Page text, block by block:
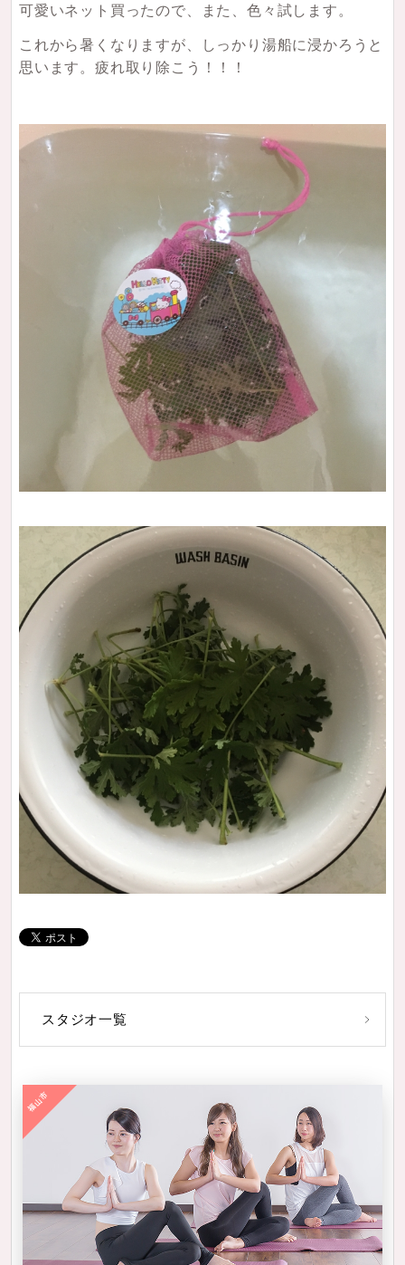
可愛いネット買ったので、また、色々試します。
これから暑くなりますが、しっかり湯船に浸かろうと
思います。疲れ取り除こう！！！
スタジオ一覧